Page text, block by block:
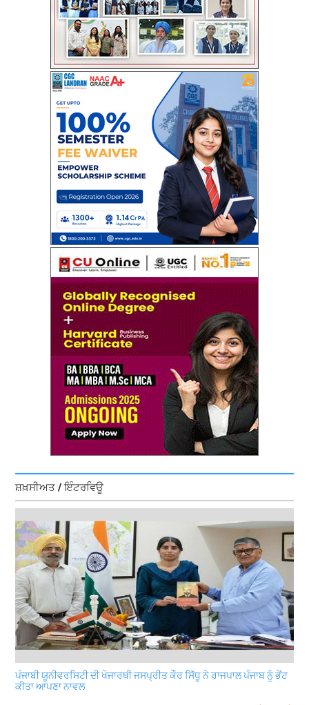
ਸ਼ਖ਼ਸੀਅਤ / ਇੰਟਰਵਿਊ
ਪੰਜਾਬੀ ਯੂਨੀਵਰਸਿਟੀ ਦੀ ਖੋਜਾਰਥੀ ਜਸਪ੍ਰੀਤ ਕੌਰ ਸਿੱਧੂ ਨੇ ਰਾਜਪਾਲ ਪੰਜਾਬ ਨੂੰ ਭੇਂਟ
ਕੀਤਾ ਆਪਣਾ ਨਾਵਲ